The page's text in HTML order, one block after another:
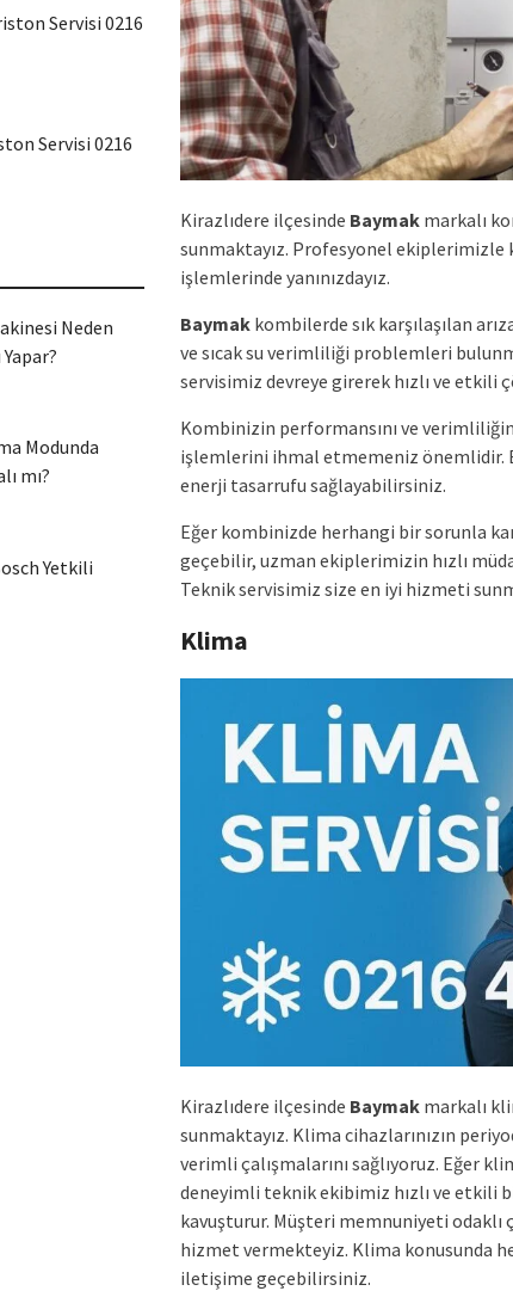
Kirazlıdere ilçesinde Baymak markalı
sunmaktayız. Profesyonel ekiplerimizle
işlemlerinde yanınızdayız.
Baymak kombilerde sık karşılaşılan
ve sıcak su verimliliği problemleri
servisimiz devreye girerek hızlı ve etkili
Kombinizin performansını ve
işlemlerini ihmal etmemeniz önemlidir.
enerji tasarrufu sağlayabilirsiniz.
Eğer kombinizde herhangi bir sorunla
geçebilir, uzman ekiplerimizin hızlı
Teknik servisimiz size en iyi hizmeti
Klima
Kirazlıdere ilçesinde Baymak markalı
sunmaktayız. Klima cihazlarınızın
verimli çalışmalarını sağlıyoruz. Eğer
deneyimli teknik ekibimiz hızlı ve etkili
kavuşturur. Müşteri memnuniyeti
hizmet vermekteyiz. Klima konusunda
iletişime geçebilirsiniz.
Servisi 0216
Servisi 0216
Neden
Modunda
mı?
Yetkili